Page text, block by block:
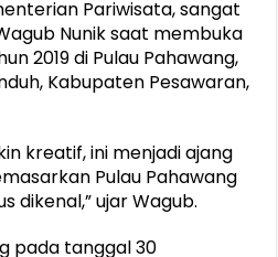
Pariwisata, sangat
Nunik saat membuka
2019 di Pulau Pahawang,
Kabupaten Pesawaran,
kreatif, ini menjadi ajang
Pulau Pahawang
dikenal,” ujar Wagub.
pada tanggal 30